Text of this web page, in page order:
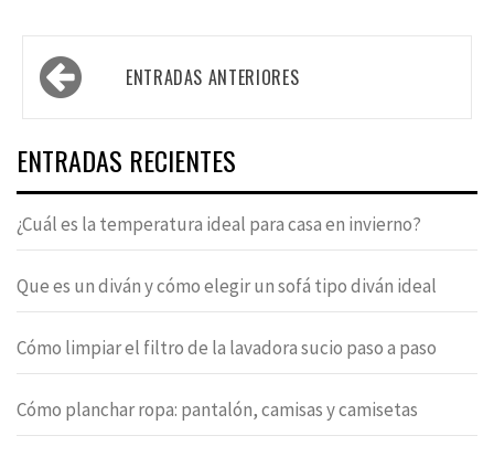
Navegación
de ENTRADAS ANTERIORES
ENTRADAS RECIENTES
¿Cuál es la temperatura ideal para casa en invierno?
Que es un diván y cómo elegir un sofá tipo diván ideal
Cómo limpiar el filtro de la lavadora sucio paso a paso
Cómo planchar ropa: pantalón, camisas y camisetas